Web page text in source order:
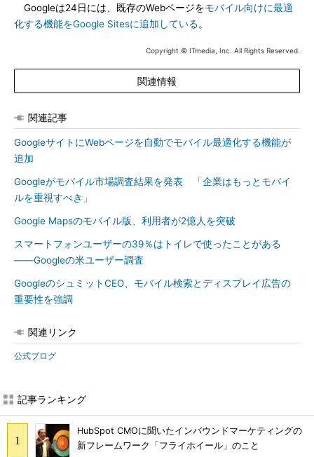
Googleは24日には、既存のWebページをモバイル向けに最適
化する機能をGoogle Sitesに追加している。
Copyright © ITmedia, Inc. All Rights Reserved.
関連情報
関連記事
GoogleサイトにWebページを自動でモバイル最適化する機能が
追加
Googleがモバイル市場調査結果を発表 「企業はもっとモバイ
ルを重視すべき」
Google Mapsのモバイル版、利用者が2億人を突破
スマートフォンユーザーの39％はトイレで使ったことがある
――Googleの米ユーザー調査
GoogleのシュミットCEO、モバイル検索とディスプレイ広告の
重要性を強調
関連リンク
公式ブログ
記事ランキング
HubSpot CMOに聞いたインバウンドマーケティングの
新フレームワーク「フライホイール」のこと